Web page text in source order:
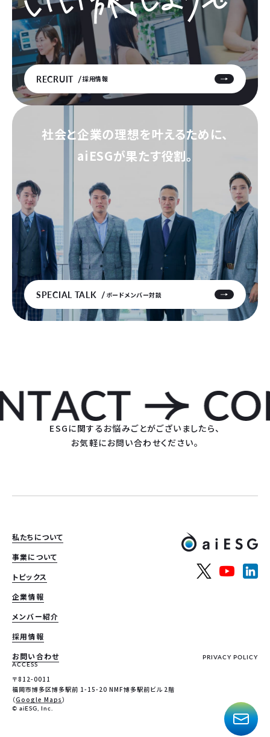
RECRUIT 採用情報
社会と企業の理想を叶えるために、
aiESGが果たす役割。
SPECIAL TALK ボードメンバー対談
ESGに関するお悩みごとがございましたら、
お気軽にお問い合わせください。
私たちについて
事業について
トピックス
企業情報
メンバー紹介
採用情報
お問い合わせ
PRIVACY POLICY
ACCESS
〒812-0011
福岡市博多区博多駅前 1-15-20 NMF博多駅前ビル 2階
（Google Maps）
© aiESG, Inc.